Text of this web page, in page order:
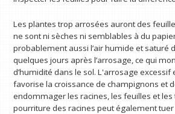
Les plantes trop arrosées auront des
ne sont ni sèches ni semblables à du
probablement aussi l’air humide et saturé
quelques jours après l’arrosage, ce qui
d’humidité dans le sol. L'arrosage excessif
favorise la croissance de champignons et
endommager les racines, les feuilles et les
pourriture des racines peut également tuer